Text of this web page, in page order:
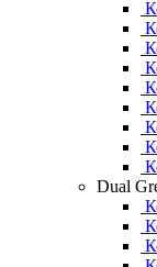
Dual